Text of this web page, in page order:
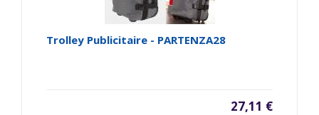
Trolley Publicitaire - PARTENZA28
27,11 €